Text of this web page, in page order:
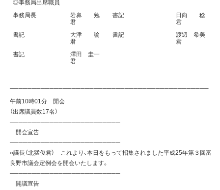
◎事務局出席職員
事務局長
岩鼻 勉
君
書記
日向 稔
君
書記
大津 諭
君
書記
渡辺 希美
君
書記
澤田 圭一
君
─────────────────────────────────────────────
午前10時01分 開会
（出席議員数17名）
─────────────────────────
開会宣告
─────────────────────────
○議長（北猛俊君） これより、本日をもって招集されました平成25年第３回富
良野市議会定例会を開会いたします。
─────────────────────────
開議宣告